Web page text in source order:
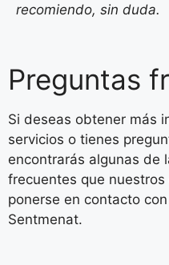
recomiendo, sin duda.
Preguntas
Si deseas obtener más
servicios o tienes
encontrarás algunas de
frecuentes que
ponerse en contacto
Sentmenat.